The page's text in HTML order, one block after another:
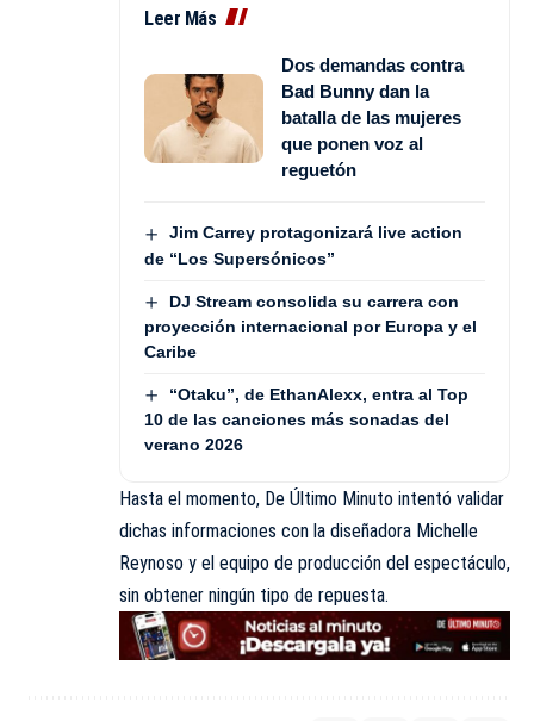
Leer Más
Dos demandas contra
Bad Bunny dan la
batalla de las mujeres
que ponen voz al
reguetón
Jim Carrey protagonizará live action
de “Los Supersónicos”
DJ Stream consolida su carrera con
proyección internacional por Europa y el
Caribe
“Otaku”, de EthanAlexx, entra al Top
10 de las canciones más sonadas del
verano 2026
Hasta el momento, De Último Minuto intentó validar
dichas informaciones con la diseñadora Michelle
Reynoso y el equipo de producción del espectáculo,
sin obtener ningún tipo de repuesta.